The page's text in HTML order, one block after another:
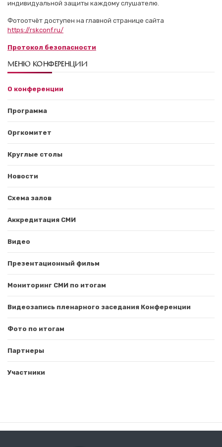
индивидуальной защиты каждому слушателю.
Фотоотчёт доступен на главной странице сайта
https://rskconf.ru/
Протокол безопасности
МЕНЮ КОНФЕРЕНЦИИ
О конференции
Программа
Оргкомитет
Круглые столы
Новости
Схема залов
Аккредитация СМИ
Видео
Презентационный фильм
Мониторинг СМИ по итогам
Видеозапись пленарного заседания Конференции
Фото по итогам
Партнеры
Участники